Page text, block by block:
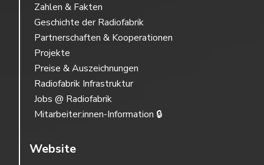
Zahlen & Fakten
Geschichte der Radiofabrik
Partnerschaften & Kooperationen
Projekte
Preise & Auszeichnungen
Radiofabrik Infrastruktur
Jobs @ Radiofabrik
Mitarbeiter:innen-Information 🔒
Website